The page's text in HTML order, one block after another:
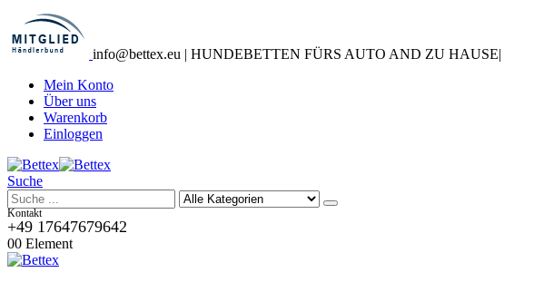
info@bettex.eu | HUNDEBETTEN FÜRS AUTO AND ZU HAUSE|
Mein Konto
Über uns
Warenkorb
Einloggen
Suche
Kontakt
+49 17647679642
00 Element